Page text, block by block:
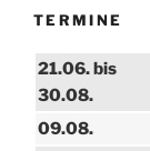
TERMINE
21.06. bis
30.08.
09.08.